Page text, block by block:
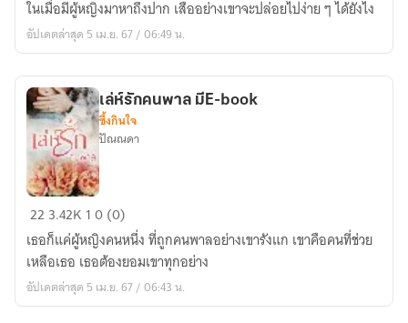
เถื่อน
ในเมื่อมีผู้หญิงมาหาถึงปาก เสืออย่างเขาจะปล่อยไปง่าย ๆ ได้ยังไง
อัปเดตล่าสุด 5 เม.ย. 67 / 06:49 น.
เล่ห์
คน
พาล
มีE-
เล่ห์รักคนพาล มีE-book​
ซึ้งกินใจ
ปัณณดา
22 3.42K 10 (0)
เธอก็แค่ผู้หญิงคนหนึ่ง ที่ถูกคนพาลอย่างเขารังแก เขาคือคนที่ช่วย
เหลือเธอ เธอต้องยอมเขาทุกอย่าง
อัปเดตล่าสุด 5 เม.ย. 67 / 06:43 น.